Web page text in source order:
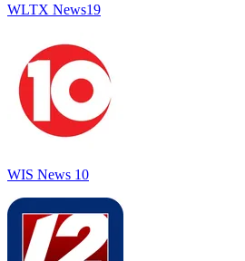
WLTX News19
WIS News 10